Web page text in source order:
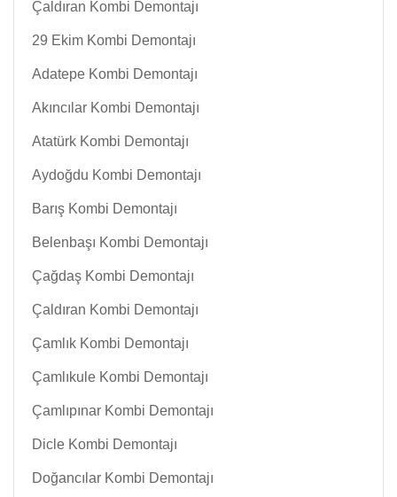
Çaldıran Kombi Demontajı
29 Ekim Kombi Demontajı
Adatepe Kombi Demontajı
Akıncılar Kombi Demontajı
Atatürk Kombi Demontajı
Aydoğdu Kombi Demontajı
Barış Kombi Demontajı
Belenbaşı Kombi Demontajı
Çağdaş Kombi Demontajı
Çaldıran Kombi Demontajı
Çamlık Kombi Demontajı
Çamlıkule Kombi Demontajı
Çamlıpınar Kombi Demontajı
Dicle Kombi Demontajı
Doğancılar Kombi Demontajı